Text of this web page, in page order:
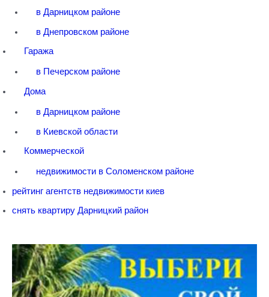
в Дарницком районе
в Днепровском районе
Гаража
в Печерском районе
Дома
в Дарницком районе
в Киевской области
Коммерческой
недвижимости в Соломенском районе
рейтинг агентств недвижимости киев
снять квартиру Дарницкий район